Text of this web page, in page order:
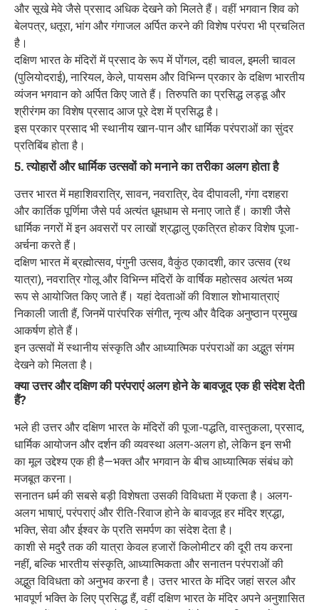
और सूखे मेवे जैसे प्रसाद अधिक देखने को मिलते हैं। वहीं भगवान शिव को
बेलपत्र, धतूरा, भांग और गंगाजल अर्पित करने की विशेष परंपरा भी प्रचलित
है।
दक्षिण भारत के मंदिरों में प्रसाद के रूप में पोंगल, दही चावल, इमली चावल
(पुलियोदराई), नारियल, केले, पायसम और विभिन्न प्रकार के दक्षिण भारतीय
व्यंजन भगवान को अर्पित किए जाते हैं। तिरुपति का प्रसिद्ध लड्डू और
श्रीरंगम का विशेष प्रसाद आज पूरे देश में प्रसिद्ध है।
इस प्रकार प्रसाद भी स्थानीय खान-पान और धार्मिक परंपराओं का सुंदर
प्रतिबिंब होता है।
5. त्योहारों और धार्मिक उत्सवों को मनाने का तरीका अलग होता है
उत्तर भारत में महाशिवरात्रि, सावन, नवरात्रि, देव दीपावली, गंगा दशहरा
और कार्तिक पूर्णिमा जैसे पर्व अत्यंत धूमधाम से मनाए जाते हैं। काशी जैसे
धार्मिक नगरों में इन अवसरों पर लाखों श्रद्धालु एकत्रित होकर विशेष पूजा-
अर्चना करते हैं।
दक्षिण भारत में ब्रह्मोत्सव, पंगुनी उत्सव, वैकुंठ एकादशी, कार उत्सव (रथ
यात्रा), नवरात्रि गोलू और विभिन्न मंदिरों के वार्षिक महोत्सव अत्यंत भव्य
रूप से आयोजित किए जाते हैं। यहां देवताओं की विशाल शोभायात्राएं
निकाली जाती हैं, जिनमें पारंपरिक संगीत, नृत्य और वैदिक अनुष्ठान प्रमुख
आकर्षण होते हैं।
इन उत्सवों में स्थानीय संस्कृति और आध्यात्मिक परंपराओं का अद्भुत संगम
देखने को मिलता है।
क्या उत्तर और दक्षिण की परंपराएं अलग होने के बावजूद एक ही संदेश देती
हैं?
भले ही उत्तर और दक्षिण भारत के मंदिरों की पूजा-पद्धति, वास्तुकला, प्रसाद,
धार्मिक आयोजन और दर्शन की व्यवस्था अलग-अलग हो, लेकिन इन सभी
का मूल उद्देश्य एक ही है—भक्त और भगवान के बीच आध्यात्मिक संबंध को
मजबूत करना।
सनातन धर्म की सबसे बड़ी विशेषता उसकी विविधता में एकता है। अलग-
अलग भाषाएं, परंपराएं और रीति-रिवाज होने के बावजूद हर मंदिर श्रद्धा,
भक्ति, सेवा और ईश्वर के प्रति समर्पण का संदेश देता है।
काशी से मदुरै तक की यात्रा केवल हजारों किलोमीटर की दूरी तय करना
नहीं, बल्कि भारतीय संस्कृति, आध्यात्मिकता और सनातन परंपराओं की
अद्भुत विविधता को अनुभव करना है। उत्तर भारत के मंदिर जहां सरल और
भावपूर्ण भक्ति के लिए प्रसिद्ध हैं, वहीं दक्षिण भारत के मंदिर अपने अनुशासित